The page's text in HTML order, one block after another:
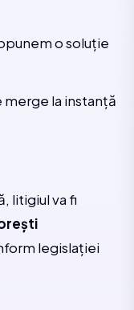
o soluție
merge la instanță
litigiul va fi
legislației